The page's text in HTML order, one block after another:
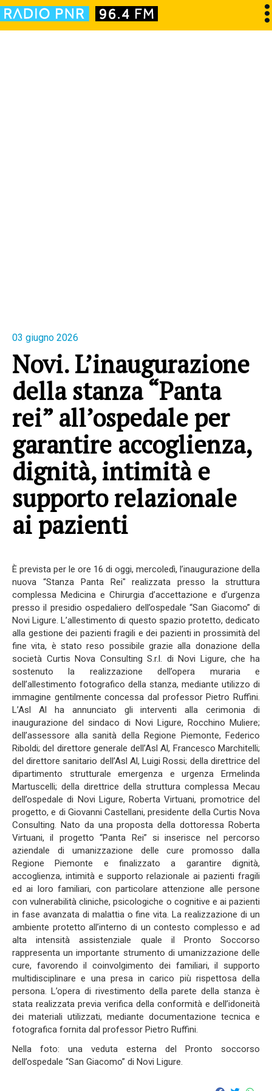
03 giugno 2026
Novi. L’inaugurazione
della stanza “Panta
rei” all’ospedale per
garantire accoglienza,
dignità, intimità e
supporto relazionale
ai pazienti
È prevista per le ore 16 di oggi, mercoledì, l’inaugurazione della
nuova “Stanza Panta Rei" realizzata presso la struttura
complessa Medicina e Chirurgia d’accettazione e d’urgenza
presso il presidio ospedaliero dell’ospedale “San Giacomo” di
Novi Ligure. L’allestimento di questo spazio protetto, dedicato
alla gestione dei pazienti fragili e dei pazienti in prossimità del
fine vita, è stato reso possibile grazie alla donazione della
società Curtis Nova Consulting S.r.l. di Novi Ligure, che ha
sostenuto la realizzazione dell’opera muraria e
dell’allestimento fotografico della stanza, mediante utilizzo di
immagine gentilmente concessa dal professor Pietro Ruffini.
L’Asl Al ha annunciato gli interventi alla cerimonia di
inaugurazione del sindaco di Novi Ligure, Rocchino Muliere;
dell’assessore alla sanità della Regione Piemonte, Federico
Riboldi; del direttore generale dell’Asl Al, Francesco Marchitelli;
del direttore sanitario dell’Asl Al, Luigi Rossi; della direttrice del
dipartimento strutturale emergenza e urgenza Ermelinda
Martuscelli; della direttrice della struttura complessa Mecau
dell’ospedale di Novi Ligure, Roberta Virtuani, promotrice del
progetto, e di Giovanni Castellani, presidente della Curtis Nova
Consulting. Nato da una proposta della dottoressa Roberta
Virtuani, il progetto “Panta Rei” si inserisce nel percorso
aziendale di umanizzazione delle cure promosso dalla
Regione Piemonte e finalizzato a garantire dignità,
accoglienza, intimità e supporto relazionale ai pazienti fragili
ed ai loro familiari, con particolare attenzione alle persone
con vulnerabilità cliniche, psicologiche o cognitive e ai pazienti
in fase avanzata di malattia o fine vita. La realizzazione di un
ambiente protetto all’interno di un contesto complesso e ad
alta intensità assistenziale quale il Pronto Soccorso
rappresenta un importante strumento di umanizzazione delle
cure, favorendo il coinvolgimento dei familiari, il supporto
multidisciplinare e una presa in carico più rispettosa della
persona. L’opera di rivestimento della parete della stanza è
stata realizzata previa verifica della conformità e dell’idoneità
dei materiali utilizzati, mediante documentazione tecnica e
fotografica fornita dal professor Pietro Ruffini.
Nella foto: una veduta esterna del Pronto soccorso
dell’ospedale “San Giacomo” di Novi Ligure.